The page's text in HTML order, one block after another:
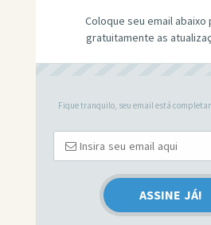
Coloque seu email
gratuitamente as
Fique tranquilo, seu email está